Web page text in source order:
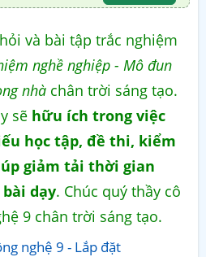
và bài tập trắc nghiệm
nghề nghiệp - Mô đun
nhà chân trời sáng tạo.
sẽ hữu ích trong việc
học tập, đề thi, kiểm
giảm tải thời gian
dạy. Chúc quý thầy cô
9 chân trời sáng tạo.
nghệ 9 - Lắp đặt